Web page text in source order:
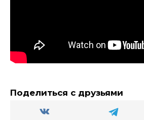
Поделиться с друзьями